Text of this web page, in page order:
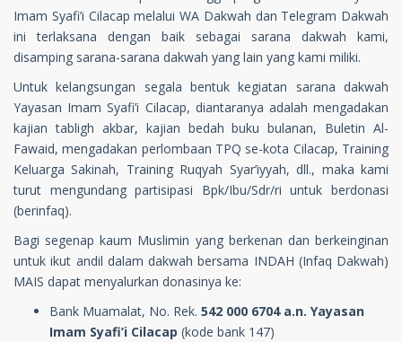
Imam Syafi’i Cilacap melalui WA Dakwah dan Telegram Dakwah
ini terlaksana dengan baik sebagai sarana dakwah kami,
disamping sarana-sarana dakwah yang lain yang kami miliki.
Untuk kelangsungan segala bentuk kegiatan sarana dakwah
Yayasan Imam Syafi’i Cilacap, diantaranya adalah mengadakan
kajian tabligh akbar, kajian bedah buku bulanan, Buletin Al-
Fawaid, mengadakan perlombaan TPQ se-kota Cilacap, Training
Keluarga Sakinah, Training Ruqyah Syar’iyyah, dll., maka kami
turut mengundang partisipasi Bpk/Ibu/Sdr/ri untuk berdonasi
(berinfaq).
Bagi segenap kaum Muslimin yang berkenan dan berkeinginan
untuk ikut andil dalam dakwah bersama INDAH (Infaq Dakwah)
MAIS dapat menyalurkan donasinya ke:
Bank Muamalat, No. Rek. 542 000 6704 a.n. Yayasan
Imam Syafi’i Cilacap (kode bank 147)